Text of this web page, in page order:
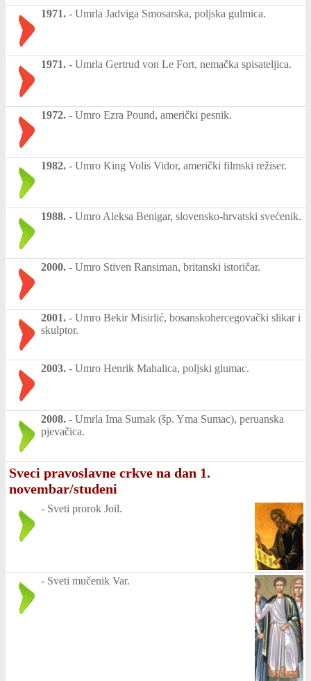
1971. - Umrla Jadviga Smosarska, poljska gulmica.
1971. - Umrla Gertrud von Le Fort, nemačka spisateljica.
1972. - Umro Ezra Pound, američki pesnik.
1982. - Umro King Volis Vidor, američki filmski režiser.
1988. - Umro Aleksa Benigar, slovensko-hrvatski svećenik.
2000. - Umro Stiven Ransiman, britanski istoričar.
2001. - Umro Bekir Misirlić, bosanskohercegovački slikar i
skulptor.
2003. - Umro Henrik Mahalica, poljski glumac.
2008. - Umrla Ima Sumak (šp. Yma Sumac), peruanska
pjevačica.
Sveci pravoslavne crkve na dan 1.
novembar/studeni
- Sveti prorok Joil.
- Sveti mučenik Var.